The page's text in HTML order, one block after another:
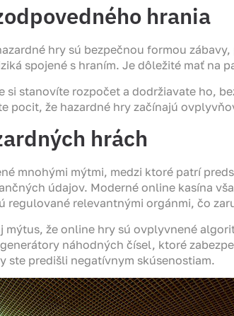
hrania
hry sú bezpečnou formou
spojené s hraním. Je dôležité mať na
si stanovíte rozpočet a dodržiavate ho,
pocit, že hazardné hry začínajú
hrách
mnohými mýtmi, medzi ktoré patrí
údajov. Moderné online kasína
regulované relevantnými orgánmi, čo
mýtus, že online hry sú ovplyvnené
náhodných čísel, ktoré
ste predišli negatívnym skúsenostiam.